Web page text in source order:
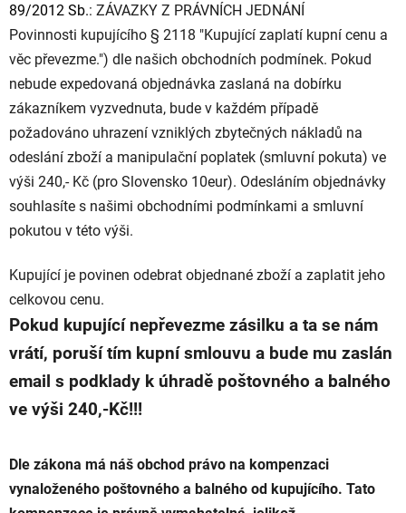
89/2012 Sb.: ZÁVAZKY Z PRÁVNÍCH JEDNÁNÍ
Povinnosti kupujícího § 2118 "Kupující zaplatí kupní cenu a
věc převezme.") dle našich obchodních podmínek. Pokud
nebude expedovaná objednávka zaslaná na dobírku
zákazníkem vyzvednuta, bude v každém případě
požadováno uhrazení vzniklých zbytečných nákladů na
odeslání zboží a manipulační poplatek (smluvní pokuta) ve
výši 240,- Kč (pro Slovensko 10eur). Odesláním objednávky
souhlasíte s našimi obchodními podmínkami a smluvní
pokutou v této výši.
Kupující je povinen odebrat objednané zboží a zaplatit jeho
celkovou cenu.
Pokud kupující nepřevezme zásilku a ta se nám
vrátí, poruší tím kupní smlouvu a bude mu zaslán
email s podklady k úhradě poštovného a balného
ve výši 240,-Kč!!!
Dle zákona má náš obchod právo na kompenzaci
vynaloženého poštovného a balného od kupujícího. Tato